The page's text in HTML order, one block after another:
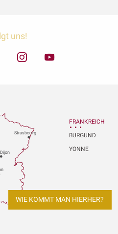
uns!
Dijon
Strasbourg
FRANKREICH
BURGUND
YONNE
WIE KOMMT MAN HIERHER?